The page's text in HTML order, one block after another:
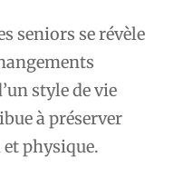
seniors se révèle
style de vie
à préserver
et physique.